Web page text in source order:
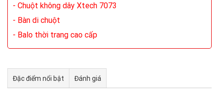
- Chuột không dây Xtech 7073
- Bàn di chuột
- Balo thời trang cao cấp
Đặc điểm nổi bật Đánh giá